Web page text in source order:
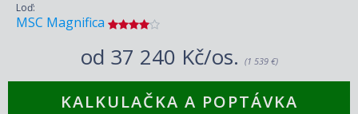
Loď:
MSC Magnifica
od 37 240 Kč/os. (1 539 €)
KALKULAČKA A POPTÁVKA